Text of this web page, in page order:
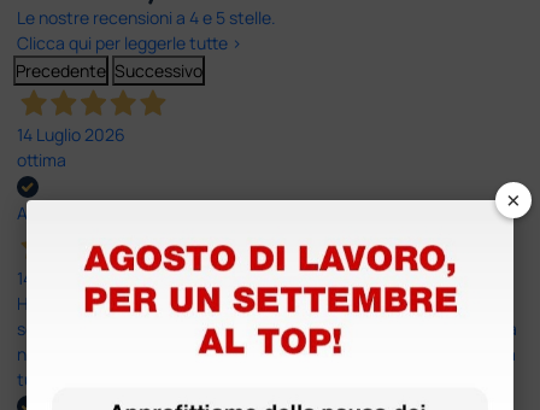
Le nostre recensioni a 4 e 5 stelle.
Clicca qui per leggerle tutte >
Precedente Successivo
14 Luglio 2026
ottima
Acquirente verificato
14 Luglio 2026
Ho acquistato un ecografo da Doctor Shop e sono rimasto molto
soddisfatto dell'esperienza. Apparecchiatura di qualità, consegna
nei tempi previsti e un servizio clienti disponibile che ha risposto a
tutti i miei dubbi prima dell'acquisto. Consigliato
×